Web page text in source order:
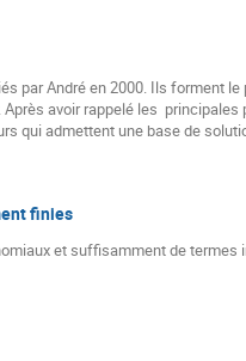
par André en 2000. Ils forment
avoir rappelé les
qui admettent une base de
finies
et suffisamment de termes